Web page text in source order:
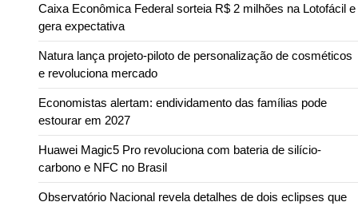
Caixa Econômica Federal sorteia R$ 2 milhões na Lotofácil e
gera expectativa
Natura lança projeto-piloto de personalização de cosméticos
e revoluciona mercado
Economistas alertam: endividamento das famílias pode
estourar em 2027
Huawei Magic5 Pro revoluciona com bateria de silício-
carbono e NFC no Brasil
Observatório Nacional revela detalhes de dois eclipses que